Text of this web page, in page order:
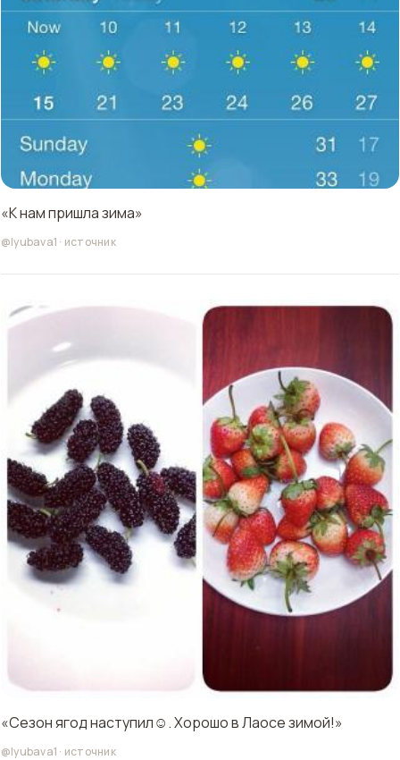
«К нам пришла зима»
@lyubava1 · источник
«Сезон ягод наступил☺️. Хорошо в Лаосе зимой!»
@lyubava1 · источник